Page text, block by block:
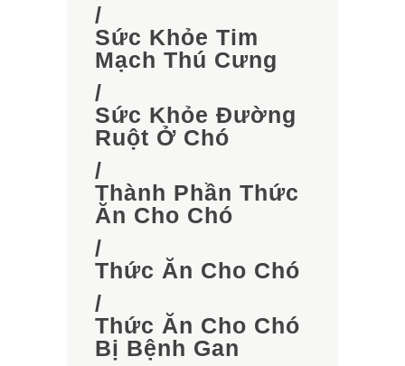
/
Sức Khỏe Tim
Mạch Thú Cưng
/
Sức Khỏe Đường
Ruột Ở Chó
/
Thành Phần Thức
Ăn Cho Chó
/
Thức Ăn Cho Chó
/
Thức Ăn Cho Chó
Bị Bệnh Gan